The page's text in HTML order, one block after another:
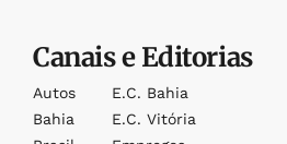
Canais e Editorias
Autos
Bahia
E.c. Bahia
E.c. Vitória